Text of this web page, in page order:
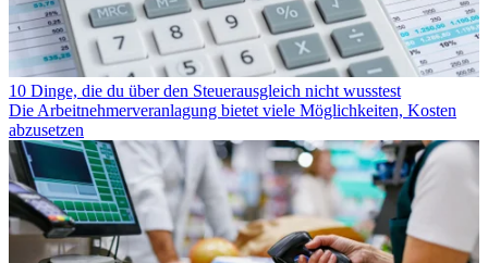
10 Dinge, die du über den Steuerausgleich nicht wusstest
Die Arbeitnehmerveranlagung bietet viele Möglichkeiten, Kosten
abzusetzen